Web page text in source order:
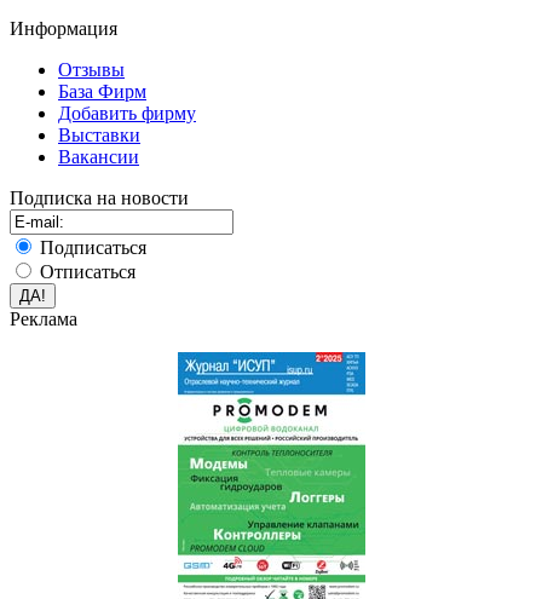
Информация
Отзывы
База Фирм
Добавить фирму
Выставки
Вакансии
Подписка на новости
Подписаться
Отписаться
Реклама